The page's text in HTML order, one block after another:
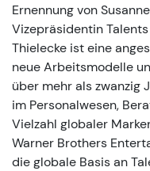
Ernennung von
Vizepräsidentin
Thielecke ist eine
neue Arbeitsmodelle
über mehr als zwanzig
im Personalwesen,
Vielzahl globaler
Warner Brothers
die globale Basis an